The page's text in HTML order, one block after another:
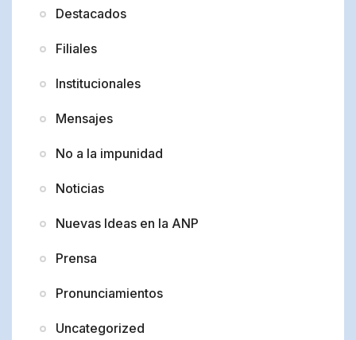
Destacados
Filiales
Institucionales
Mensajes
No a la impunidad
Noticias
Nuevas Ideas en la ANP
Prensa
Pronunciamientos
Uncategorized